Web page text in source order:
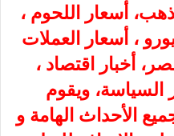
الذهب، أسعار اللحوم ،
، أسعار العملات
أخبار اقتصاد ،
السياسة، ويقوم
الأحداث الهامة و